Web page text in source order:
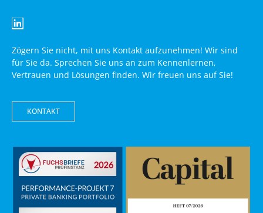
Zögern Sie nicht, mit uns Kontakt aufzunehmen! Wir sind
für Sie da. Sprechen Sie uns an zum Kennenlernen,
Vertrauen und Lösungen finden. Wir freuen uns auf Sie!
KONTAKT